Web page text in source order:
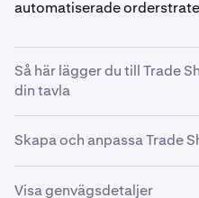
automatiserade
Så här lägger du till Trade
din tavla
Skapa och anpassa Trade
Visa genvägsdetaljer